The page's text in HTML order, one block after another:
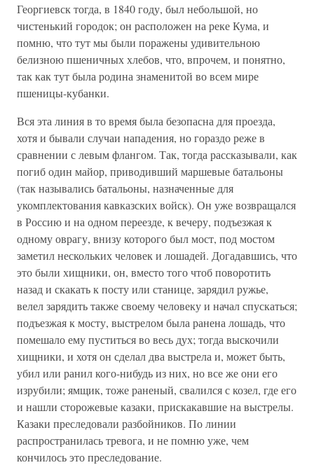
Георгиевск тогда, в 1840 году, был небольшой, но
чистенький городок; он расположен на реке Кума, и
помню, что тут мы были поражены удивительною
белизною пшеничных хлебов, что, впрочем, и понятно,
так как тут была родина знаменитой во всем мире
пшеницы-кубанки.
Вся эта линия в то время была безопасна для проезда,
хотя и бывали случаи нападения, но гораздо реже в
сравнении с левым флангом. Так, тогда рассказывали, как
погиб один майор, приводивший маршевые батальоны
(так назывались батальоны, назначенные для
укомплектования кавказских войск). Он уже возвращался
в Россию и на одном переезде, к вечеру, подъезжая к
одному оврагу, внизу которого был мост, под мостом
заметил нескольких человек и лошадей. Догадавшись, что
это были хищники, он, вместо того чтоб поворотить
назад и скакать к посту или станице, зарядил ружье,
велел зарядить также своему человеку и начал спускаться;
подъезжая к мосту, выстрелом была ранена лошадь, что
помешало ему пуститься во весь дух; тогда выскочили
хищники, и хотя он сделал два выстрела и, может быть,
убил или ранил кого-нибудь из них, но все же они его
изрубили; ямщик, тоже раненый, свалился с козел, где его
и нашли сторожевые казаки, прискакавшие на выстрелы.
Казаки преследовали разбойников. По линии
распространилась тревога, и не помню уже, чем
кончилось это преследование.